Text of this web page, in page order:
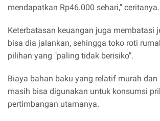
mendapatkan Rp46.000 sehari," ceritanya.
Keterbatasan keuangan juga membatasi
bisa dia jalankan, sehingga toko roti
pilihan yang "paling tidak berisiko".
Biaya bahan baku yang relatif murah
masih bisa digunakan untuk konsumsi
pertimbangan utamanya.